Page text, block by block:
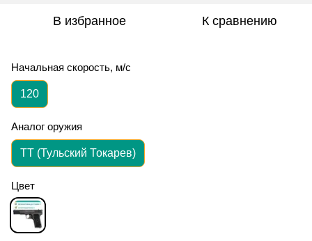
В избранное К сравнению
Начальная скорость, м/с
120
Аналог оружия
ТТ (Тульский Токарев)
Цвет